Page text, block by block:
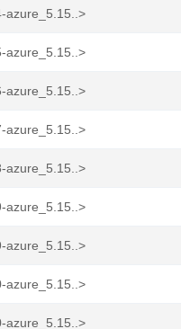
azure_5.15..>
azure_5.15..>
azure_5.15..>
azure_5.15..>
azure_5.15..>
azure_5.15..>
azure_5.15..>
azure_5.15..>
azure_5.15..>